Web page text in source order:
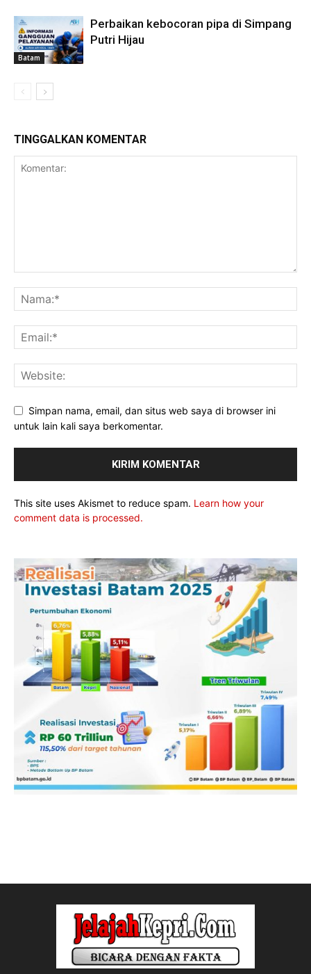
Batam
Perbaikan kebocoran pipa di Simpang
Putri Hijau
TINGGALKAN KOMENTAR
Simpan nama, email, dan situs web saya di browser ini
untuk lain kali saya berkomentar.
This site uses Akismet to reduce spam. Learn how your
comment data is processed.